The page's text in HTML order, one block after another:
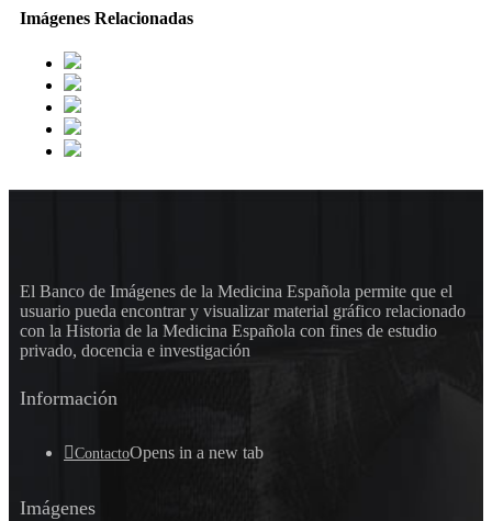
Imágenes Relacionadas
El Banco de Imágenes de la Medicina Española permite que el
usuario pueda encontrar y visualizar material gráfico relacionado
con la Historia de la Medicina Española con fines de estudio
privado, docencia e investigación
Información
ContactoOpens in a new tab
Imágenes